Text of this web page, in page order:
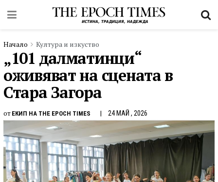
Начало Култура и изкуство
„101 далматинци“
оживяват на сцената в
Стара Загора
от ЕКИП НА THE EPOCH TIMES 24 МАЙ , 2026